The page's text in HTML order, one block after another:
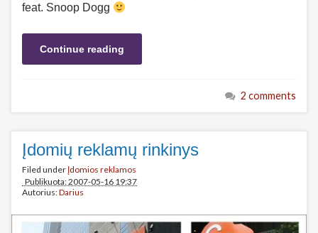
feat. Snoop Dogg
Continue reading
2 comments
Įdomių reklamų rinkinys
Filed under Įdomios reklamos
Publikuota: 2007-05-16 19:37
Autorius:Darius